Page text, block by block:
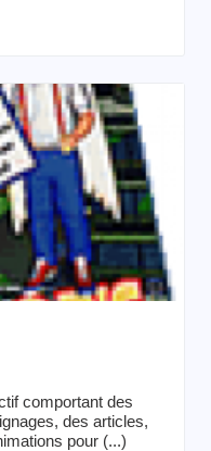
comportant des
des articles,
pour (...)